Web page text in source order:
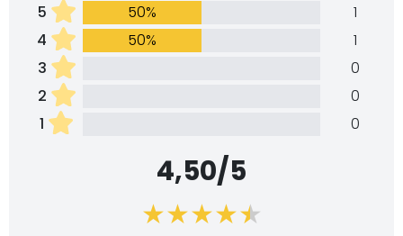
5 50%
1
4
50%
1
3
0
2
0
1
0
4,50/5